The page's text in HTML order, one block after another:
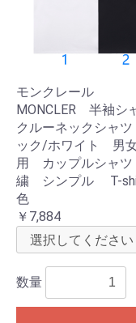
モンクレール
MONCLER 半袖シ
クルーネックシャ
ック/ホワイト 男
用 カップルシャ
繍 シンプル T-
色
￥7,884
数量